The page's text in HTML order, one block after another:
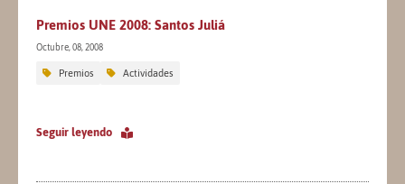
Premios UNE 2008: Santos Juliá
Octubre, 08, 2008
Premios Actividades
Seguir leyendo